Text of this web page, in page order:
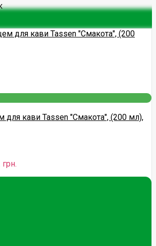
кави Tassen "Смакота", (200 мл),